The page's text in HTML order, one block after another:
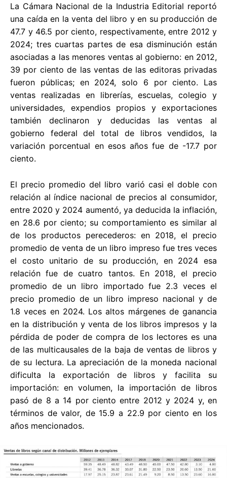
La Cámara Nacional de la Industria Editorial reportó
una caída en la venta del libro y en su producción de
47.7 y 46.5 por ciento, respectivamente, entre 2012 y
2024; tres cuartas partes de esa disminución están
asociadas a las menores ventas al gobierno: en 2012,
39 por ciento de las ventas de las editoras privadas
fueron públicas; en 2024, solo 6 por ciento. Las
ventas realizadas en librerías, escuelas, colegio y
universidades, expendios propios y exportaciones
también declinaron y deducidas las ventas al
gobierno federal del total de libros vendidos, la
variación porcentual en esos años fue de -17.7 por
ciento.
El precio promedio del libro varió casi el doble con
relación al índice nacional de precios al consumidor,
entre 2020 y 2024 aumentó, ya deducida la inflación,
en 28.6 por ciento; su comportamiento es similar al
de los productos perecederos: en 2018, el precio
promedio de venta de un libro impreso fue tres veces
el costo unitario de su producción, en 2024 esa
relación fue de cuatro tantos. En 2018, el precio
promedio de un libro importado fue 2.3 veces el
precio promedio de un libro impreso nacional y de
1.8 veces en 2024. Los altos márgenes de ganancia
en la distribución y venta de los libros impresos y la
pérdida de poder de compra de los lectores es una
de las multicausales de la baja de ventas de libros y
de su lectura. La apreciación de la moneda nacional
dificulta la exportación de libros y facilita su
importación: en volumen, la importación de libros
pasó de 8 a 14 por ciento entre 2012 y 2024 y, en
términos de valor, de 15.9 a 22.9 por ciento en los
años mencionados.